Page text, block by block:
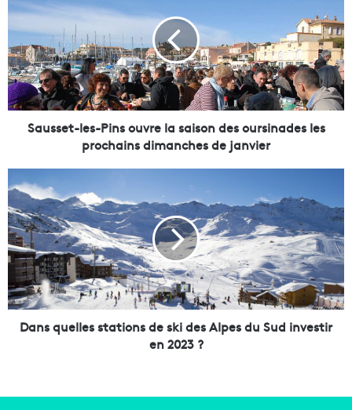
u
s
s
e
t
-
l
P
i
n
s
o
u
r
e
Sausset-les-Pins ouvre la saison des oursinades les
prochains dimanches de janvier
a
n
s
q
u
l
l
Dans quelles stations de ski des Alpes du Sud investir
en 2023 ?